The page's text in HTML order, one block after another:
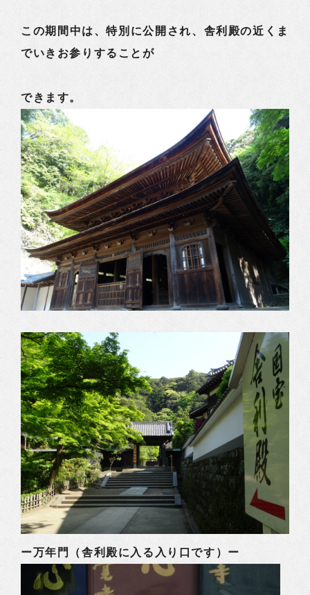
この期間中は、特別に公開され、舎利殿の近くま
でいきお参りすることが
できます。
ー万年門（舎利殿に入る入り口です）ー